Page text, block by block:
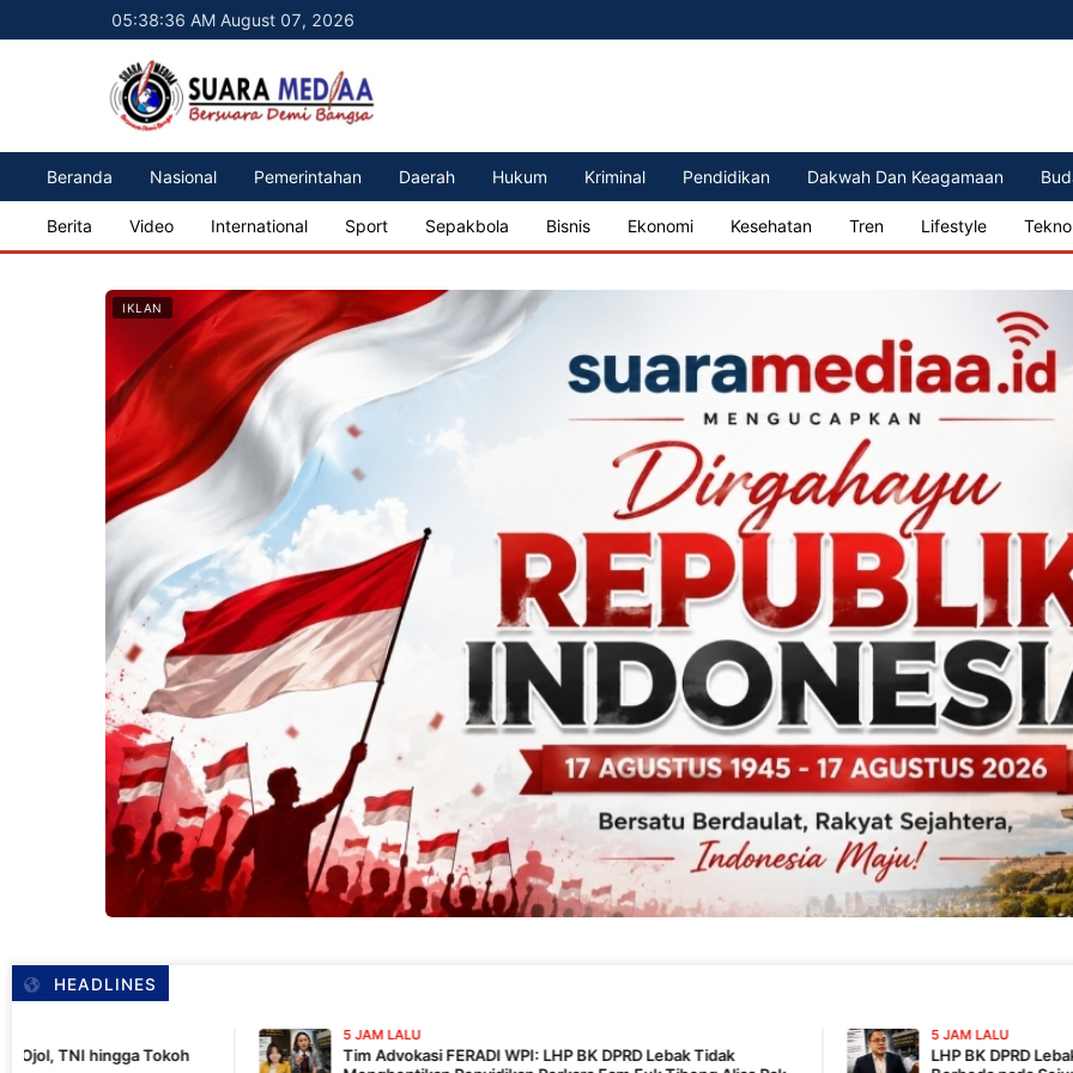
05:38:38 AM August 07, 2026
Beranda Nasional Pemerintahan Daerah Hukum Kriminal Pendidikan Dakwah Dan Keagamaan
Berita Video International Sport Sepakbola Bisnis Ekonomi Kesehatan Tren Lifestyle
IKLAN
HEADLINES
5 JAM LALU
Tim Advokasi FERADI WPI: LHP BK DPRD Lebak Tidak
5 JAM LALU
LHP BK DPRD Lebak dan Keterangan